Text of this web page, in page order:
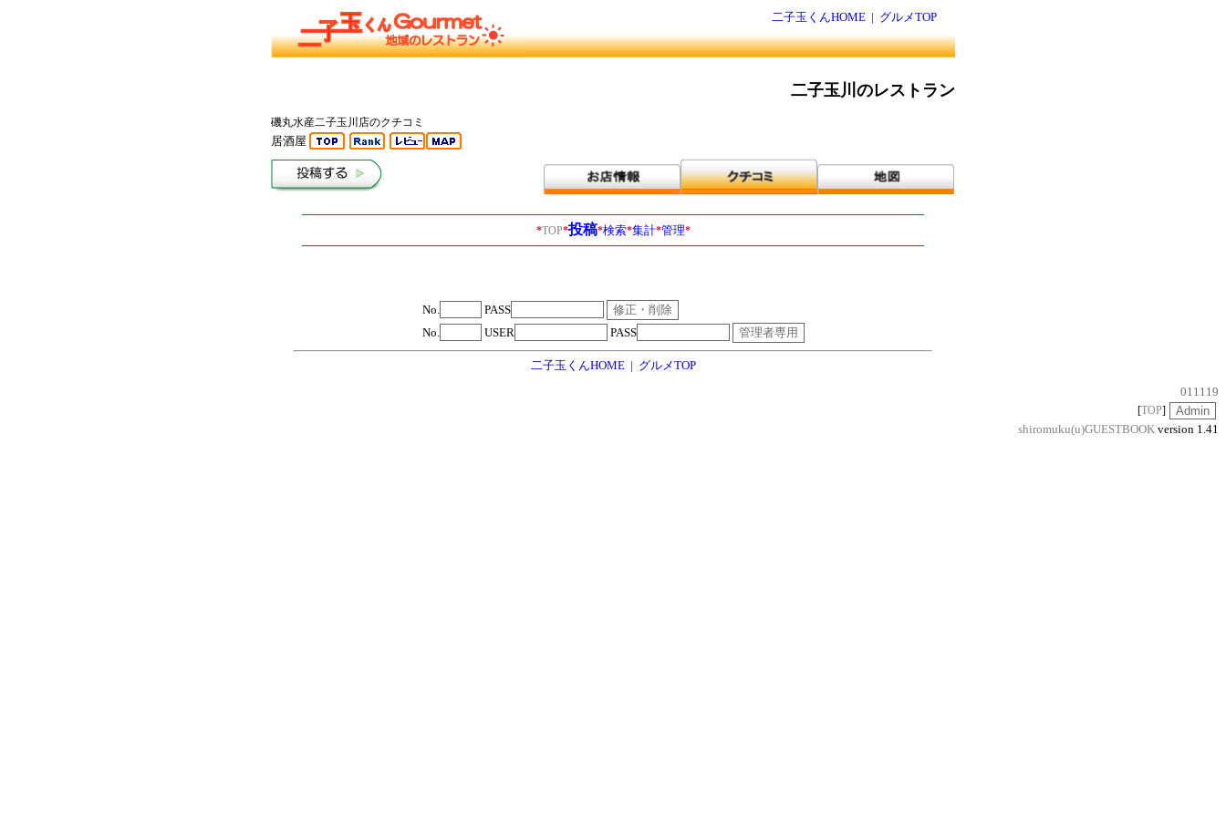
二子玉くんHOME| グルメTOP
二子玉川のレストラン
磯丸水産二子玉川店のクチコミ
居酒屋
*TOP*投稿*検索*集計*管理*
No.
PASS
No.
USER PASS
二子玉くんHOME| グルメTOP
011119
[TOP]
shiromuku(u)GUESTBOOK version 1.41